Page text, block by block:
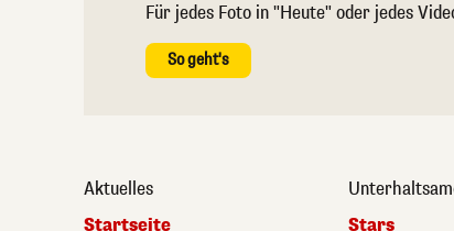
Für jedes Foto in "Heute" oder jedes
So geht's
Aktuelles
Startseite
Stars